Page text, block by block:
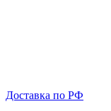
Доставка по РФ